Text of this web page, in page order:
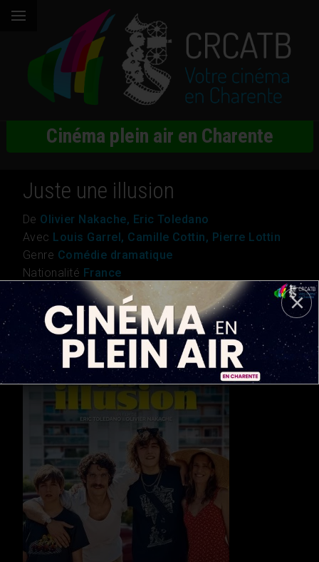
Cinéma plein air en Charente
Juste une illusion
De Olivier Nakache, Eric Toledano
Avec Louis Garrel, Camille Cottin, Pierre Lottin
Genre Comédie dramatique
Nationalité France
Durée
1h 59